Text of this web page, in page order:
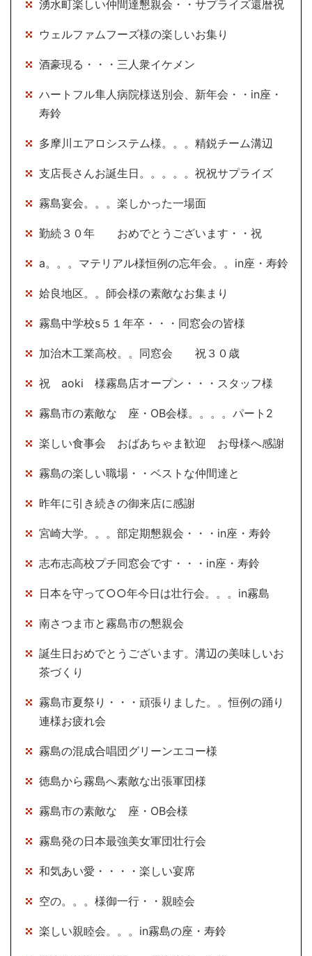
湧水町楽しい仲間達懇親会・・サプライズ還暦祝
ウェルファムフーズ様の楽しいお集り
酒豪現る・・・三人衆イケメン
ハートフル隼人病院様送別会、新年会・・in座・
寿鈴
多摩川エアロシステム様。。。精鋭チーム溝辺
支店長さんお誕生日。。。。。祝祝サプライズ
霧島宴会。。。楽しかった一場面
勤続３０年 おめでとうございます・・祝
a。。。マテリアル様恒例の忘年会。。in座・寿鈴
姶良地区。。師会様の素敵なお集まり
霧島中学校s５１年卒・・・同窓会の皆様
加治木工業高校。。同窓会 祝３０歳
祝 aoki 様霧島店オープン・・・スタッフ様
霧島市の素敵な 座・OB会様。。。。パート2
楽しい食事会 おばあちゃま歓迎 お母様へ感謝
霧島の楽しい職場・・ベストな仲間達と
昨年に引き続きの御来店に感謝
宮崎大学。。。部定期懇親会・・・in座・寿鈴
志布志高校プチ同窓会です・・・in座・寿鈴
日本を守って○○年今日は壮行会。。。in霧島
南さつま市と霧島市の懇親会
誕生日おめでとうございます。溝辺の美味しいお
茶づくり
霧島市夏祭り・・・頑張りました。。恒例の踊り
連様お疲れ会
霧島の混成合唱団グリーンエコー様
徳島から霧島へ素敵な出張軍団様
霧島市の素敵な 座・OB会様
霧島発の日本最強美女軍団壮行会
和気あい愛・・・・楽しい宴席
空の。。。様御一行・・親睦会
楽しい親睦会。。。in霧島の座・寿鈴